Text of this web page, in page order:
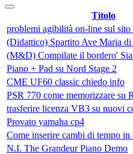
Titolo
problemi agibilità on-line sul sito
(Didattico) Spartito Ave Maria
(M&D) Compilate il bordero'
Piano + Pad su Nord Stage 2
CME UF60 classic chiedo info
PSR 770 come memorizzare su
trasferire licenza VB3 su nuovi
Provato yamaha cp4
Come inserire cambi di tempo in
N.I. The Grandeur Piano Demo